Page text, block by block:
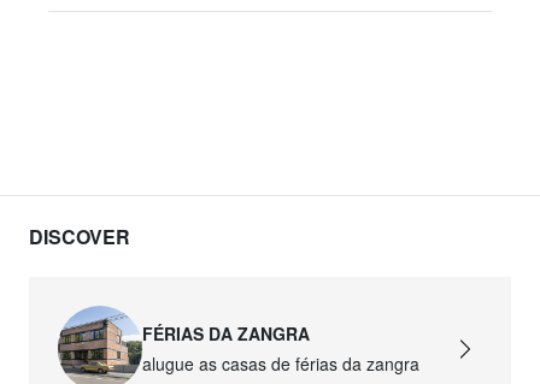
DISCOVER
FÉRIAS DA ZANGRA
alugue as casas de férias da zangra